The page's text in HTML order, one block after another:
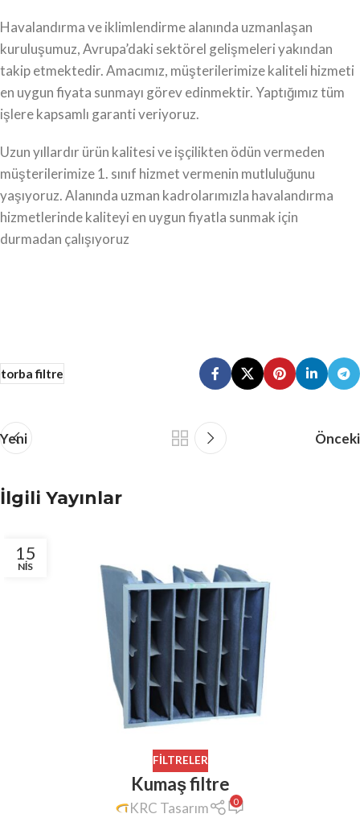
Havalandırma ve iklimlendirme alanında uzmanlaşan
kuruluşumuz, Avrupa’daki sektörel gelişmeleri yakından
takip etmektedir. Amacımız, müşterilerimize kaliteli hizmeti
en uygun fiyata sunmayı görev edinmektir. Yaptığımız tüm
işlere kapsamlı garanti veriyoruz.
Uzun yıllardır ürün kalitesi ve işçilikten ödün vermeden
müşterilerimize 1. sınıf hizmet vermenin mutluluğunu
yaşıyoruz. Alanında uzman kadrolarımızla havalandırma
hizmetlerinde kaliteyi en uygun fiyatla sunmak için
durmadan çalışıyoruz
torba filtre
Yeni Önceki
İlgili Yayınlar
15
NIS
FILTRELER
Kumaş filtre
KRC Tasarım 0